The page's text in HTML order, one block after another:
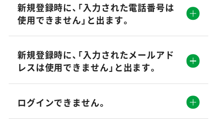
新規登録時に、「入力された電話番号は
使用できません」と出ます。
新規登録時に、「入力されたメールアド
レスは使用できません」と出ます。
ログインできません。